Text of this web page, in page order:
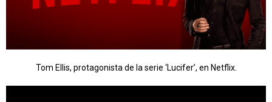
Tom Ellis, protagonista de la serie ‘Lucifer’, en Netflix.